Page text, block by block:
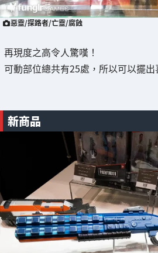
惡靈/探路者/亡靈/腐蝕
再現度之高令人驚嘆！
可動部位總共有25處，所以可以擺出
新商品